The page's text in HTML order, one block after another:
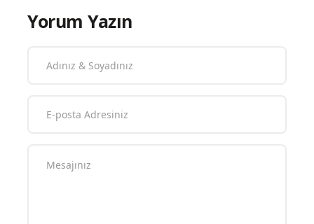
Yorum Yazın